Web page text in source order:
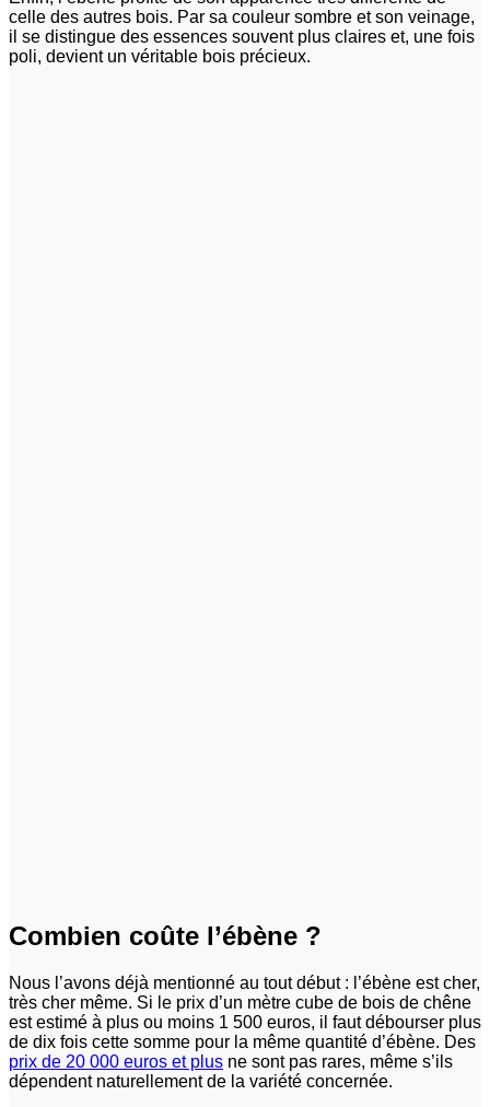
celle des autres bois. Par sa couleur sombre et son veinage,
il se distingue des essences souvent plus claires et, une fois
poli, devient un véritable bois précieux.
Combien coûte l’ébène ?
Nous l’avons déjà mentionné au tout début : l’ébène est cher,
très cher même. Si le prix d’un mètre cube de bois de chêne
est estimé à plus ou moins 1 500 euros, il faut débourser plus
de dix fois cette somme pour la même quantité d’ébène. Des
prix de 20 000 euros et plus ne sont pas rares, même s’ils
dépendent naturellement de la variété concernée.